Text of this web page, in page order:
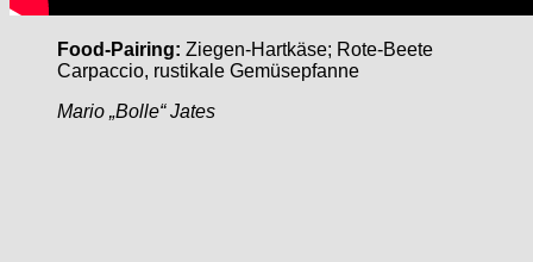
Food-Pairing: Ziegen-Hartkäse; Rote-Beete
Carpaccio, rustikale Gemüsepfanne
Mario „Bolle“ Jates